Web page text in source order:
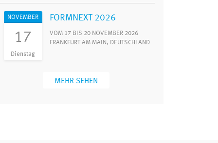
NOVEMBER
17
Dienstag
FORMNEXT 2026
VOM 17 BIS 20 NOVEMBER 2026
FRANKFURT AM MAIN, DEUTSCHLAND
MEHR SEHEN